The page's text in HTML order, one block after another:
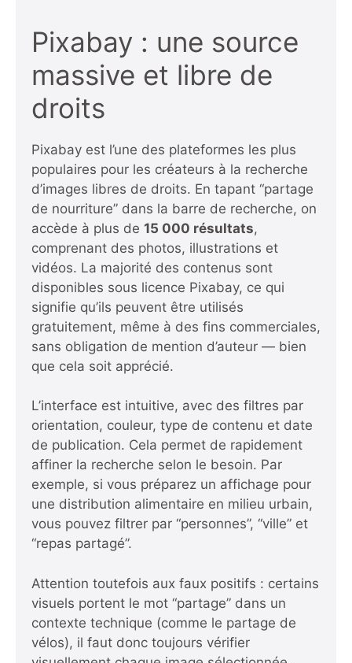
Pixabay : une source
massive et libre de
droits
Pixabay est l’une des plateformes les plus
populaires pour les créateurs à la recherche
d’images libres de droits. En tapant “partage
de nourriture” dans la barre de recherche, on
accède à plus de 15 000 résultats,
comprenant des photos, illustrations et
vidéos. La majorité des contenus sont
disponibles sous licence Pixabay, ce qui
signifie qu’ils peuvent être utilisés
gratuitement, même à des fins commerciales,
sans obligation de mention d’auteur — bien
que cela soit apprécié.
L’interface est intuitive, avec des filtres par
orientation, couleur, type de contenu et date
de publication. Cela permet de rapidement
affiner la recherche selon le besoin. Par
exemple, si vous préparez un affichage pour
une distribution alimentaire en milieu urbain,
vous pouvez filtrer par “personnes”, “ville” et
“repas partagé”.
Attention toutefois aux faux positifs : certains
visuels portent le mot “partage” dans un
contexte technique (comme le partage de
vélos), il faut donc toujours vérifier